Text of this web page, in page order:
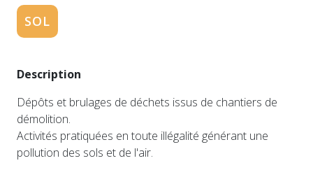
SOL
Description
Dépôts et brulages de déchets issus de chantiers de
démolition.
Activités pratiquées en toute illégalité générant une
pollution des sols et de l'air.